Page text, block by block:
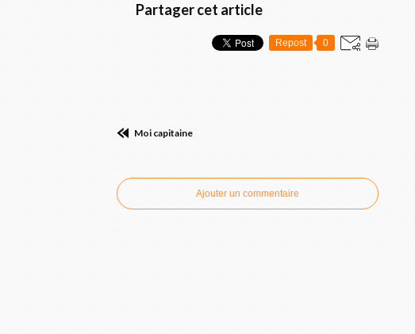
Partager cet article
Repost 0
Moi capitaine
Ajouter un commentaire